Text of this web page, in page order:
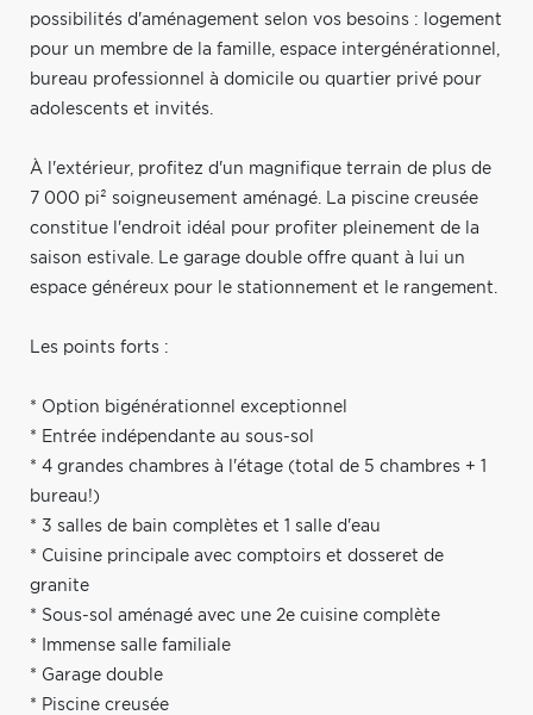
possibilités d'aménagement selon vos besoins : logement
pour un membre de la famille, espace intergénérationnel,
bureau professionnel à domicile ou quartier privé pour
adolescents et invités.
À l'extérieur, profitez d'un magnifique terrain de plus de
7 000 pi² soigneusement aménagé. La piscine creusée
constitue l'endroit idéal pour profiter pleinement de la
saison estivale. Le garage double offre quant à lui un
espace généreux pour le stationnement et le rangement.
Les points forts :
* Option bigénérationnel exceptionnel
* Entrée indépendante au sous-sol
* 4 grandes chambres à l'étage (total de 5 chambres + 1
bureau!)
* 3 salles de bain complètes et 1 salle d'eau
* Cuisine principale avec comptoirs et dosseret de
granite
* Sous-sol aménagé avec une 2e cuisine complète
* Immense salle familiale
* Garage double
* Piscine creusée